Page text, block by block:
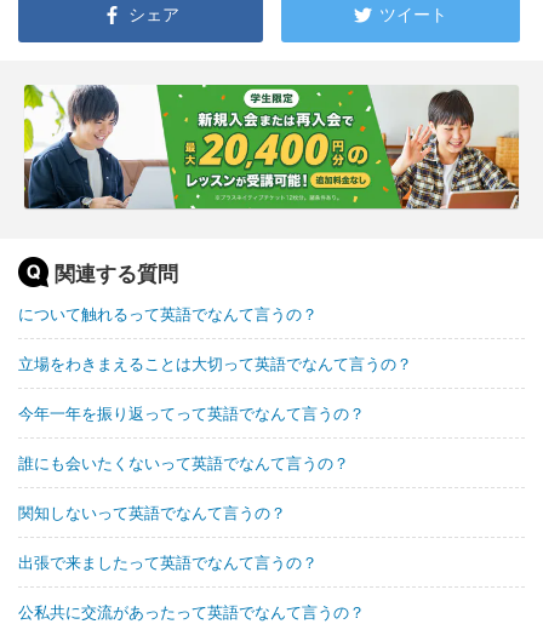
シェア ツイート
関連する質問
について触れるって英語でなんて言うの？
立場をわきまえることは大切って英語でなんて言うの？
今年一年を振り返ってって英語でなんて言うの？
誰にも会いたくないって英語でなんて言うの？
関知しないって英語でなんて言うの？
出張で来ましたって英語でなんて言うの？
公私共に交流があったって英語でなんて言うの？